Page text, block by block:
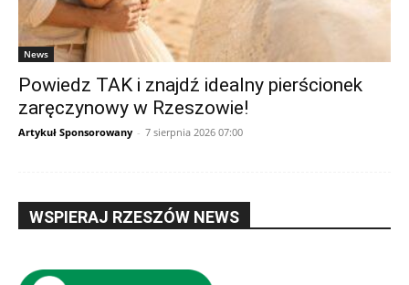
News
Powiedz TAK i znajdź idealny pierścionek
zaręczynowy w Rzeszowie!
Artykuł Sponsorowany - 7 sierpnia 2026 07:00
WSPIERAJ RZESZÓW NEWS